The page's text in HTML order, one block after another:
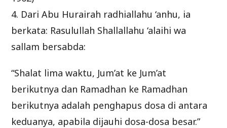
4. Dari Abu Hurairah radhiallahu ‘anhu, ia
berkata: Rasulullah Shallallahu ‘alaihi wa
sallam bersabda:
“Shalat lima waktu, Jum’at ke Jum’at
berikutnya dan Ramadhan ke Ramadhan
berikutnya adalah penghapus dosa di antara
keduanya, apabila dijauhi dosa-dosa besar.”